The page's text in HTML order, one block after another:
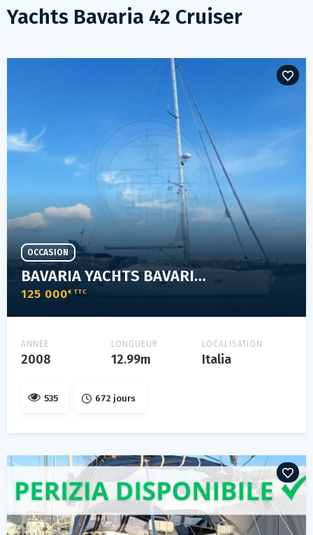
Yachts Bavaria 42 Cruiser
BAVARIA YACHTS BAVARIA 42 CRUISER
125 000€ TTC
OCCASION
ANNÉE
2008
LONGUEUR
12.99m
LOCALISATION
Italia
535 672 jours